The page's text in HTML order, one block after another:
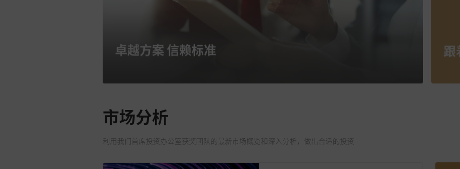
卓越方案 信赖标准
市场分析
利用我们首席投资办公室获奖团队的最新市场概览和深入分析，做出合适的投资